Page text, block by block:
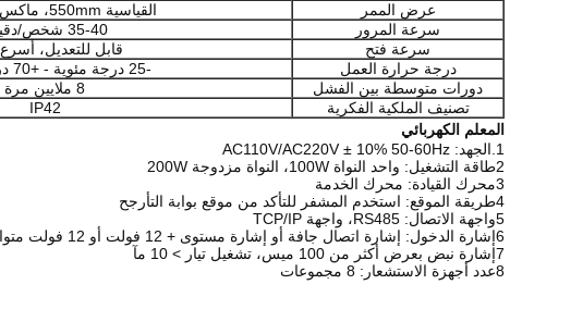
عرض الممر
القياسية 550mm، ماكس 1100mm
سرعة المرور
35-40 شخص/دقيقة
سرعة فتح
قابل للتعديل، أسرع 0.3s
درجة حرارة العمل
-25 درجة مئوية - +70 درجة مئوية
دورات متوسطة بين الفشل
8 ملايين مرة
تصنيف الملكية الفكرية
IP42
المعلم الكهربائي
1.الجهد: AC110V/AC220V ± 10% 50-60Hz
2طاقة التشغيل: واحد النواة 100W، النواة مزدوجة 200W
3محرك القيادة: محرك الخدمة
4طريقة الموقع: استخدم المشفر للتأكد من موقع بوابة التأرجح
5واجهة الاتصال: RS485، واجهة TCP/IP
6إشارة الدخول: إشارة اتصال جافة أو إشارة مستوى + 12 فولت أو 12 فولت متواصل
7إشارة نبض بعرض أكثر من 100 ميس، تشغيل تيار > 10 مآ
8عدد أجهزة الاستشعار: 8 مجموعات